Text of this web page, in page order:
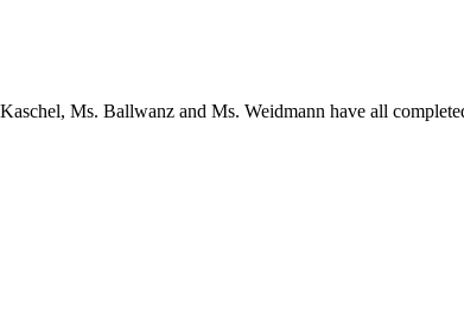
Ms. Ballwanz and Ms. Weidmann have all